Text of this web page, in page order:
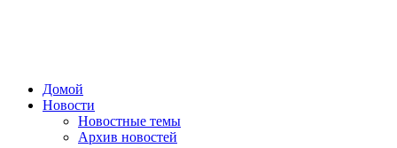
Домой
Новости
Новостные темы
Архив новостей